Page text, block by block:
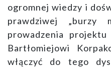
ogromnej wiedzy i
prawdziwej „burzy
prowadzenia
Bartłomiejowi
włączyć do tego